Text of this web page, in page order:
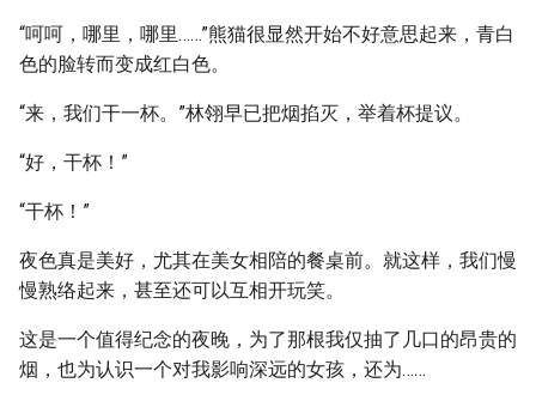
“呵呵，哪里，哪里……”熊猫很显然开始不好意思起来，青白
色的脸转而变成红白色。
“来，我们干一杯。”林翎早已把烟掐灭，举着杯提议。
“好，干杯！”
“干杯！”
夜色真是美好，尤其在美女相陪的餐桌前。就这样，我们慢
慢熟络起来，甚至还可以互相开玩笑。
这是一个值得纪念的夜晚，为了那根我仅抽了几口的昂贵的
烟，也为认识一个对我影响深远的女孩，还为……